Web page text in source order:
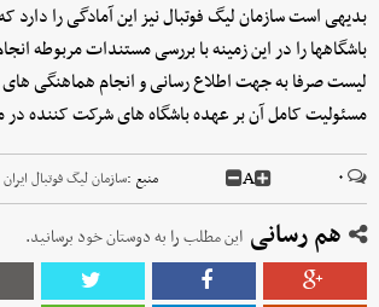
بدیهی است سازمان لیگ فوتبال نیز این آمادگی را دارد
باشگاهها را در این زمینه با بررسی مستندات مربوطه
لیست صرفا به جهت اطلاع رسانی و انجام هماهنگی
مسئولیت کامل آن بر عهده باشگاه های شرکت کننده
۰ A منبع :سازمان لیگ فوتبال ایران
هم رسانی این مطلب را به دوستان خود برسانید.